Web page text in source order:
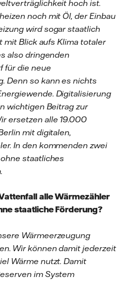
hoch ist.
noch mit Öl, der Einbau
wird sogar staatlich
mit Blick aufs Klima totaler
also dringenden
für die neue
Denn so kann es nichts
Digitalisierung
wichtigen Beitrag zur
ersetzen alle 19.000
mit digitalen,
In den kommenden zwei
staatliches
alle Wärmezähler
staatliche Förderung?
Wärmeerzeugung
Wir können damit jederzeit
Wärme nutzt. Damit
im System